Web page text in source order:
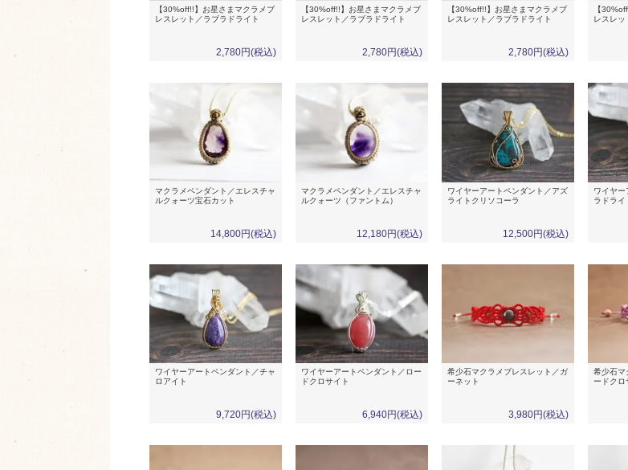
【30%off!!】お星さまマクラメブ
レスレット／ラブラドライト
2,780円(税込)
【30%off!!】お星さまマクラメブ
レスレット／ラブラドライト
2,780円(税込)
【30%off!!】お星さまマクラメブ
レスレット／ラブラドライト
2,780円(税込)
【
レスレッ
マクラメペンダント／エレスチャ
ルクォーツ宝石カット
14,800円(税込)
マクラメペンダント／エレスチャ
ルクォーツ（ファントム）
12,180円(税込)
ワイヤーアートペンダント／アズ
ライトクリソコーラ
12,500円(税込)
ワイヤー
ラドライ
ワイヤーアートペンダント／チャ
ロアイト
9,720円(税込)
ワイヤーアートペンダント／ロー
ドクロサイト
6,940円(税込)
希少石マクラメブレスレット／ガ
ーネット
3,980円(税込)
希少石マ
ードクロ